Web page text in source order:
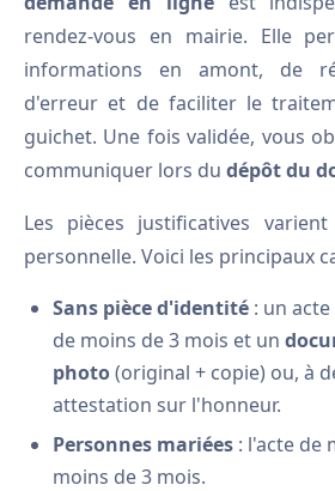
rendez-vous en mairie. Elle
informations en amont, de
d'erreur et de faciliter le
guichet. Une fois validée, vous
communiquer lors du dépôt du
Les pièces justificatives
personnelle. Voici les principaux
Sans pièce d'identité : un
de moins de 3 mois et un
photo(original + copie) ou, à
attestation sur l'honneur.
Personnes mariées : l'acte de
moins de 3 mois.